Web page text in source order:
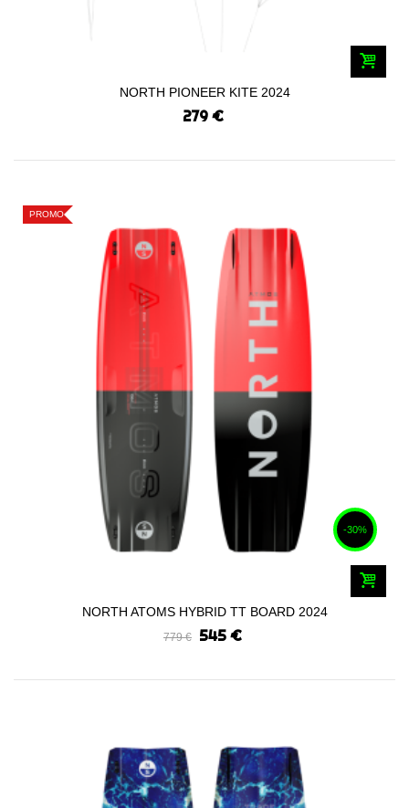
NORTH PIONEER KITE 2024
279 €
PROMO
-30%
NORTH ATOMS HYBRID TT BOARD 2024
779 € 545 €